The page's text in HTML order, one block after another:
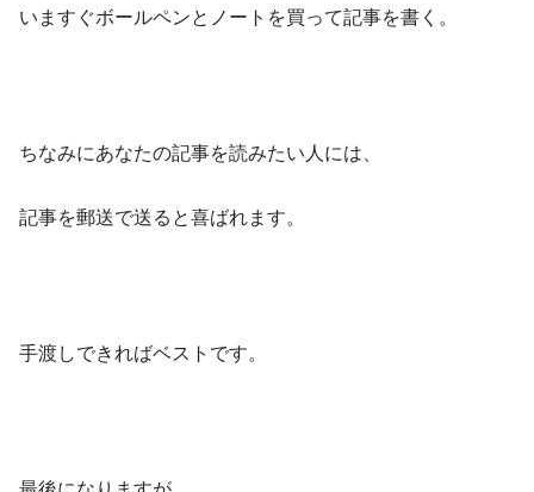
いますぐボールペンとノートを買って記事を書く。
ちなみにあなたの記事を読みたい人には、
記事を郵送で送ると喜ばれます。
手渡しできればベストです。